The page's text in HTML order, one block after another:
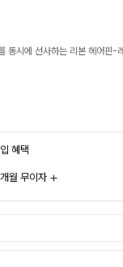
동시에 선사하는 리본 헤어핀-
혜택
월 무이자